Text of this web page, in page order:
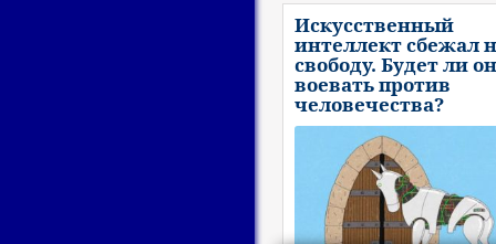
Искусственный
интеллект сбежал
свободу. Будет ли он
воевать против
человечества?